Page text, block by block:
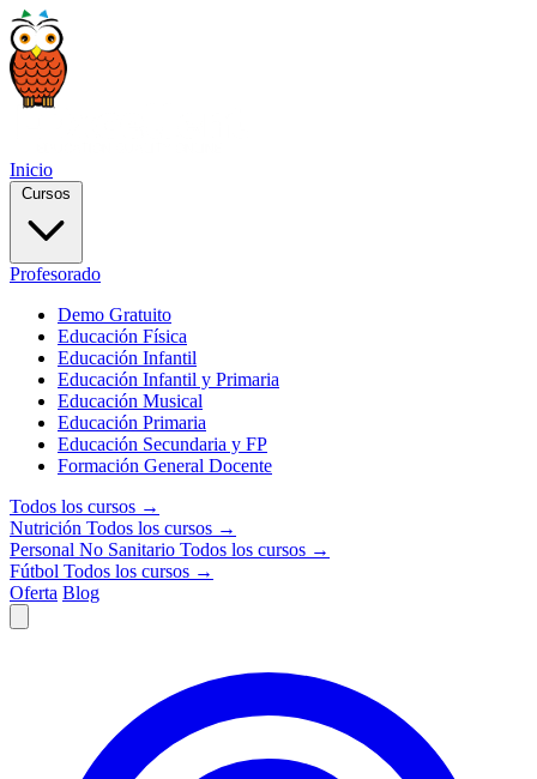
Inicio
Cursos
Profesorado
Demo Gratuito
Educación Física
Educación Infantil
Educación Infantil y Primaria
Educación Musical
Educación Primaria
Educación Secundaria y FP
Formación General Docente
Todos los cursos →
Nutrición Todos los cursos →
Personal No Sanitario Todos los cursos →
Fútbol Todos los cursos →
Oferta Blog